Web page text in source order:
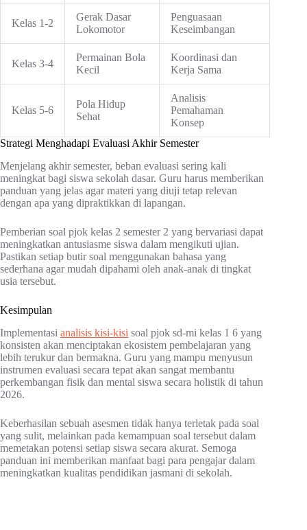
Kelas 1-2
Gerak Dasar
Lokomotor
Penguasaan
Keseimbangan
Kelas 3-4
Permainan Bola
Kecil
Koordinasi dan
Kerja Sama
Kelas 5-6
Pola Hidup
Sehat
Analisis
Pemahaman
Konsep
Strategi Menghadapi Evaluasi Akhir Semester
Menjelang akhir semester, beban evaluasi sering kali
meningkat bagi siswa sekolah dasar. Guru harus memberikan
panduan yang jelas agar materi yang diuji tetap relevan
dengan apa yang dipraktikkan di lapangan.
Pemberian soal pjok kelas 2 semester 2 yang bervariasi dapat
meningkatkan antusiasme siswa dalam mengikuti ujian.
Pastikan setiap butir soal menggunakan bahasa yang
sederhana agar mudah dipahami oleh anak-anak di tingkat
usia tersebut.
Kesimpulan
Implementasi analisis kisi-kisi soal pjok sd-mi kelas 1 6 yang
konsisten akan menciptakan ekosistem pembelajaran yang
lebih terukur dan bermakna. Guru yang mampu menyusun
instrumen evaluasi secara tepat akan sangat membantu
perkembangan fisik dan mental siswa secara holistik di tahun
2026.
Keberhasilan sebuah asesmen tidak hanya terletak pada soal
yang sulit, melainkan pada kemampuan soal tersebut dalam
memetakan potensi setiap siswa secara akurat. Semoga
panduan ini memberikan manfaat bagi para pengajar dalam
meningkatkan kualitas pendidikan jasmani di sekolah.